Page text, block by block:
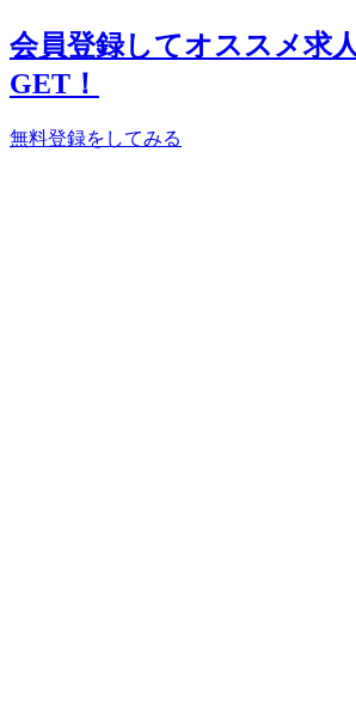
会員登録してオススメ求
GET！
無料登録をしてみる